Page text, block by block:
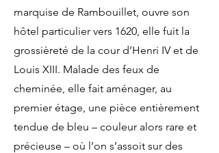
marquise de Rambouillet, ouvre son
hôtel particulier vers 1620, elle fuit la
grossièreté de la cour d’Henri IV et de
Louis XIII. Malade des feux de
cheminée, elle fait aménager, au
premier étage, une pièce entièrement
tendue de bleu – couleur alors rare et
précieuse – où l’on s’assoit sur des